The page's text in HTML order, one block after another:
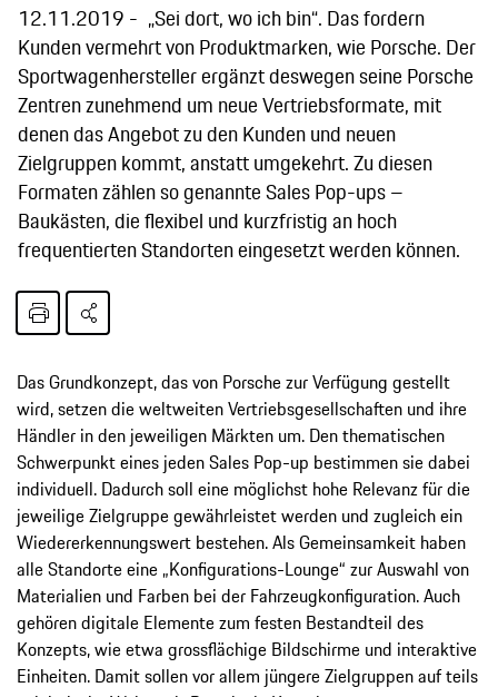
12.11.2019
„Sei dort, wo ich bin“. Das fordern
Kunden vermehrt von Produktmarken, wie Porsche. Der
Sportwagenhersteller ergänzt deswegen seine Porsche
Zentren zunehmend um neue Vertriebsformate, mit
denen das Angebot zu den Kunden und neuen
Zielgruppen kommt, anstatt umgekehrt. Zu diesen
Formaten zählen so genannte Sales Pop-ups –
Baukästen, die flexibel und kurzfristig an hoch
frequentierten Standorten eingesetzt werden können.
Das Grundkonzept, das von Porsche zur Verfügung gestellt
wird, setzen die weltweiten Vertriebsgesellschaften und ihre
Händler in den jeweiligen Märkten um. Den thematischen
Schwerpunkt eines jeden Sales Pop-up bestimmen sie dabei
individuell. Dadurch soll eine möglichst hohe Relevanz für die
jeweilige Zielgruppe gewährleistet werden und zugleich ein
Wiedererkennungswert bestehen. Als Gemeinsamkeit haben
alle Standorte eine „Konfigurations-Lounge“ zur Auswahl von
Materialien und Farben bei der Fahrzeugkonfiguration. Auch
gehören digitale Elemente zum festen Bestandteil des
Konzepts, wie etwa grossflächige Bildschirme und interaktive
Einheiten. Damit sollen vor allem jüngere Zielgruppen auf teils